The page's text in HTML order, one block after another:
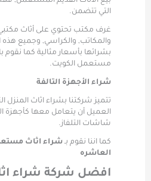
التي تتضمن.
غرف مكتب تحتوي على أثاث
والمكاتب, والكراسي, وجميع
بشرائها بأسعار مثالية كما
مستعمل الكويت.
شراء الأجهزة التالفة
تتميز شركتنا بشراء اثاث المنزل
العميل أن يتعامل معها كأجهزة
شاشات التلفاز.
كما اننا نقوم بـشراء اثاث
العاشره
افضل شركة شراء